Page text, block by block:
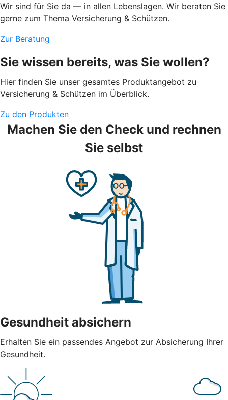
Wir sind für Sie da — in allen Lebenslagen. Wir beraten Sie
gerne zum Thema Versicherung & Schützen.
Zur Beratung
Sie wissen bereits, was Sie wollen?
Hier finden Sie unser gesamtes Produktangebot zu
Versicherung & Schützen im Überblick.
Zu den Produkten
Machen Sie den Check und rechnen
Sie selbst
Gesundheit absichern
Erhalten Sie ein passendes Angebot zur Absicherung Ihrer
Gesundheit.